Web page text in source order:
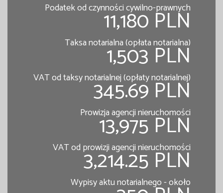
Podatek od czynności cywilno-prawnych
11,180 PLN
Taksa notarialna (opłata notarialna)
1,503 PLN
VAT od taksy notarialnej (opłaty notarialnej)
345.69 PLN
Prowizja agencji nieruchomości
13,975 PLN
VAT od prowizji agencji nieruchomości
3,214.25 PLN
Wypisy aktu notarialnego - około